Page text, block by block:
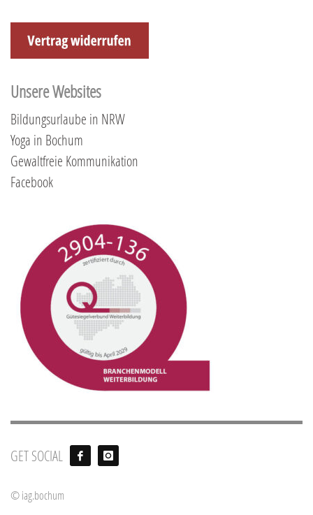
Unsere Websites
Bildungsurlaube in NRW
Yoga in Bochum
Gewaltfreie Kommunikation
Facebook
GET SOCIAL
© iag.bochum